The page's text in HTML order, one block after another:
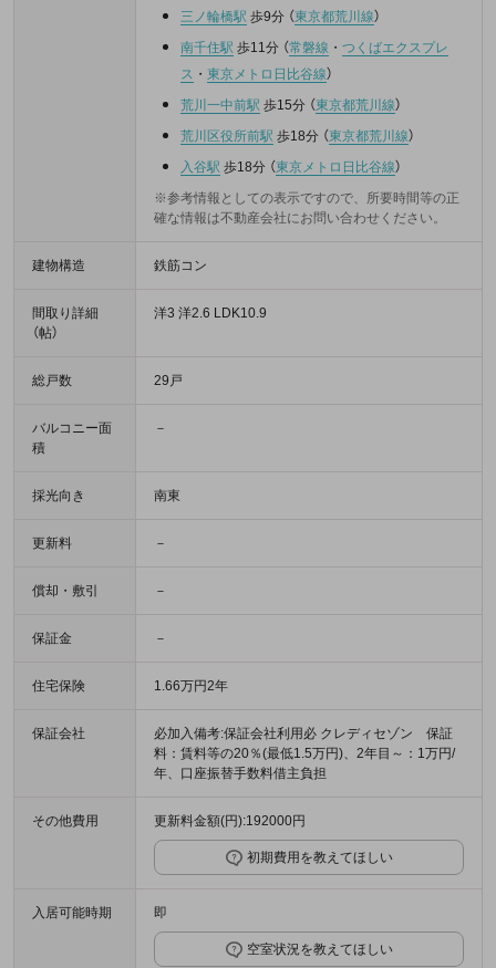
三ノ輪橋駅 歩9分 （東京都荒川線）
南千住駅 歩11分 （常磐線 ・ つくばエクスプレ
ス ・ 東京メトロ日比谷線）
荒川一中前駅 歩15分 （東京都荒川線）
荒川区役所前駅 歩18分 （東京都荒川線）
入谷駅 歩18分 （東京メトロ日比谷線）
※参考情報としての表示ですので、所要時間等の正
確な情報は不動産会社にお問い合わせください。
建物構造 鉄筋コン
間取り詳細
（帖）
洋3 洋2.6 LDK10.9
総戸数 29戸
バルコニー面
積
－
採光向き 南東
更新料 －
償却・敷引 －
保証金 －
住宅保険 1.66万円2年
保証会社
必加入備考:保証会社利用必 クレディセゾン 保証
料：賃料等の20％(最低1.5万円)、2年目～：1万円/
年、口座振替手数料借主負担
その他費用 更新料金額(円):192000円
初期費用を教えてほしい
入居可能時期 即
空室状況を教えてほしい